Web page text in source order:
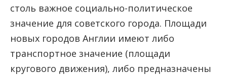
столь важное социально-политическое
значение для советского города. Площади
новых городов Англии имеют либо
транспортное значение (площади
кругового движения), либо предназначены